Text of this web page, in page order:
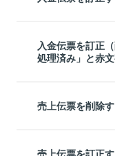
入金伝票を訂正
処理済み」と赤
売上伝票を削除